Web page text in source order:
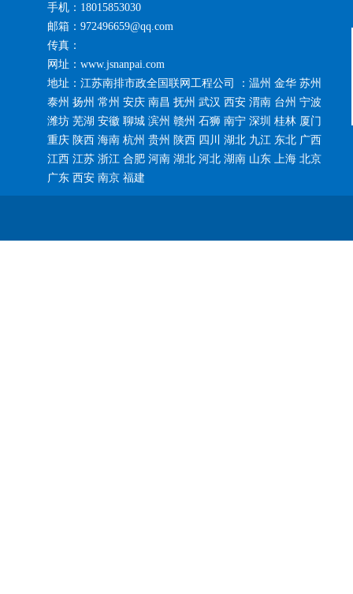
手机：18015853030
邮箱：972496659@qq.com
传真：
网址：www.jsnanpai.com
地址：江苏南排市政全国联网工程公司 ：温州 金华 苏州
泰州 扬州 常州 安庆 南昌 抚州 武汉 西安 渭南 台州 宁波
潍坊 芜湖 安徽 聊城 滨州 赣州 石狮 南宁 深圳 桂林 厦门
重庆 陕西 海南 杭州 贵州 陕西 四川 湖北 九江 东北 广西
江西 江苏 浙江 合肥 河南 湖北 河北 湖南 山东 上海 北京
广东 西安 南京 福建